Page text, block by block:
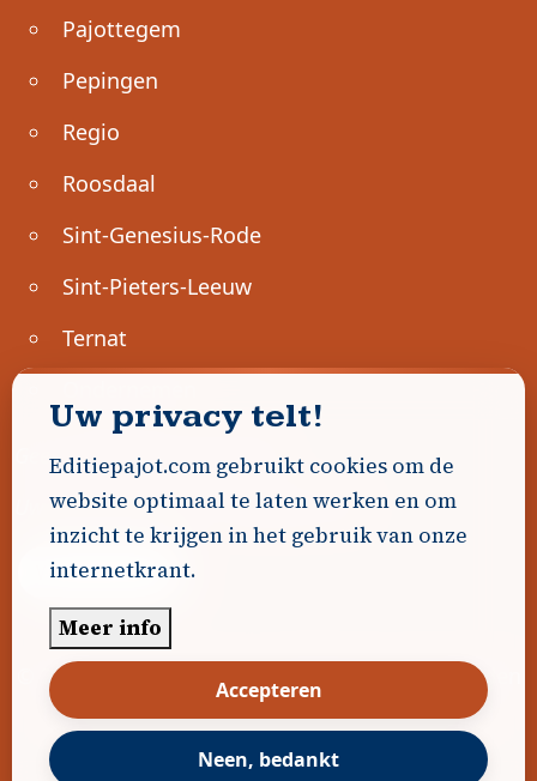
Pajottegem
Pepingen
Regio
Roosdaal
Sint-Genesius-Rode
Sint-Pieters-Leeuw
Ternat
Geen advertenties gevonden.
Uw advertentie hier? Contacteer ons!
Word Partner!
© 2026 Editiepajot.com
Algemene voorwaarden
|Disclaimer Privacybeleid Cookiebeleid|
Gerealiseerd doorDavidHosse.net
Uw privacy telt!
Editiepajot.com gebruikt cookies om de
website optimaal te laten werken en om
inzicht te krijgen in het gebruik van onze
internetkrant.
Meer info
Accepteren
Neen, bedankt